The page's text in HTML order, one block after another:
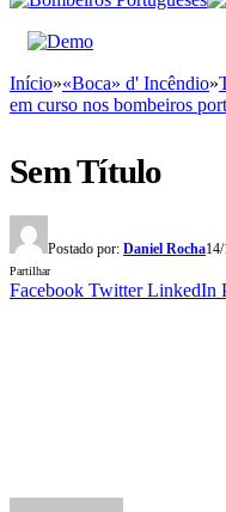
Início»«Boca» d' Incêndio»
em curso nos bombeiros
Sem Título
Postado por: Daniel Rocha
Partilhar
Facebook Twitter LinkedIn